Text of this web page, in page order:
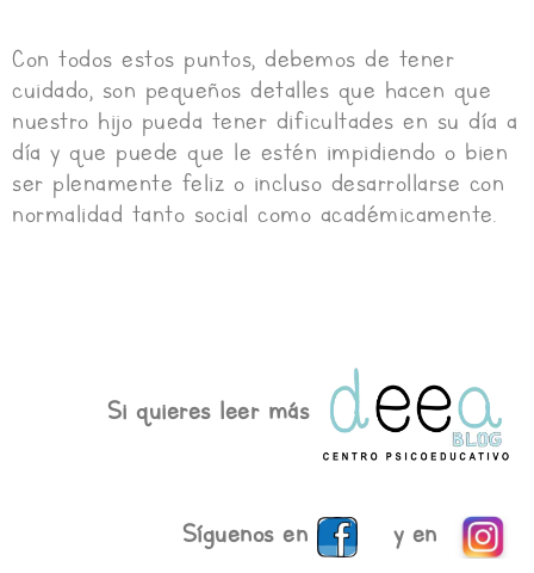
Con todos estos puntos, debemos de tener
cuidado, son pequeños detalles que hacen que
nuestro hijo pueda tener dificultades en su día a
día y que puede que le estén impidiendo o bien
ser plenamente feliz o incluso desarrollarse con
normalidad tanto social como académicamente.
Si quieres leer más
Síguenos en y en